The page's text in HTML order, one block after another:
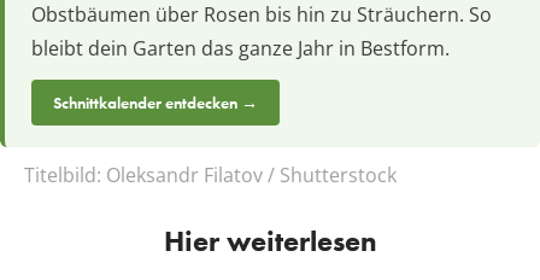
Obstbäumen über Rosen bis hin zu Sträuchern. So
bleibt dein Garten das ganze Jahr in Bestform.
Schnittkalender entdecken →
Titelbild: Oleksandr Filatov / Shutterstock
Hier weiterlesen